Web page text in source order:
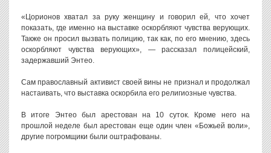
«Цорионов хватал за руку женщину и говорил ей, что хочет
показать, где именно на выставке оскорбляют чувства верующих.
Также он просил вызвать полицию, так как, по его мнению, здесь
оскорбляют чувства верующих», — рассказал полицейский,
задержавший Энтео.
Сам православный активист своей вины не признал и продолжал
настаивать, что выставка оскорбила его религиозные чувства.
В итоге Энтео был арестован на 10 суток. Кроме него на
прошлой неделе был арестован еще один член «Божьей воли»,
другие погромщики были оштрафованы.